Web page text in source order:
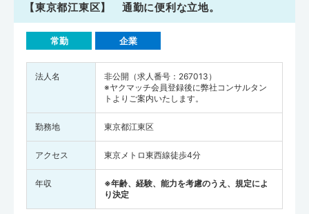
【東京都江東区】 通勤に便利な立地。
常勤 企業
法人名
非公開（求人番号：267013）
※ヤクマッチ会員登録後に弊社コンサルタン
トよりご案内いたします。
勤務地 東京都江東区
アクセス 東京メトロ東西線徒歩4分
年収
※年齢、経験、能力を考慮のうえ、規定によ
り決定